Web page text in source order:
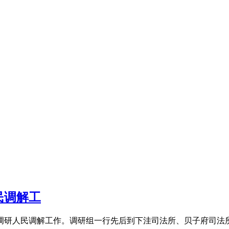
调解工
人民调解工作。调研组一行先后到下洼司法所、贝子府司法